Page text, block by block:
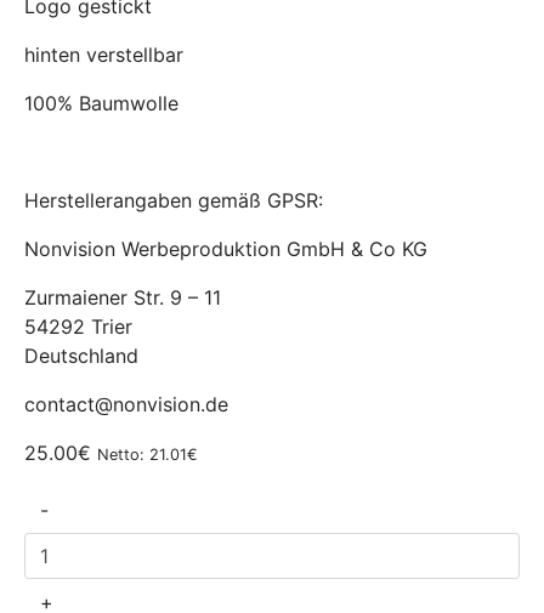
Logo gestickt
hinten verstellbar
100% Baumwolle
Herstellerangaben gemäß GPSR:
Nonvision Werbeproduktion GmbH & Co KG
Zurmaiener Str. 9 – 11
54292 Trier
Deutschland
contact@nonvision.de
25.00€ Netto: 21.01€
-
+